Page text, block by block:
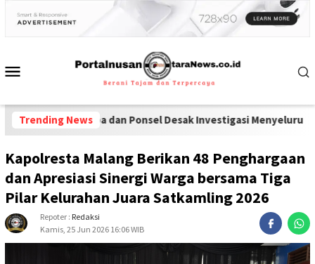
Trending News
dan Ponsel Desak Investigasi Menyeluruh di Lapas
Kapolresta Malang Berikan 48 Penghargaan
dan Apresiasi Sinergi Warga bersama Tiga
Pilar Kelurahan Juara Satkamling 2026
Repoter : Redaksi
Kamis, 25 Jun 2026 16:06 WIB